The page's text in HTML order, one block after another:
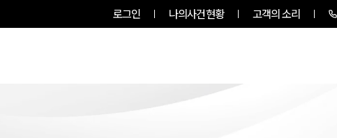
로그인 나의사건현황 고객의 소리